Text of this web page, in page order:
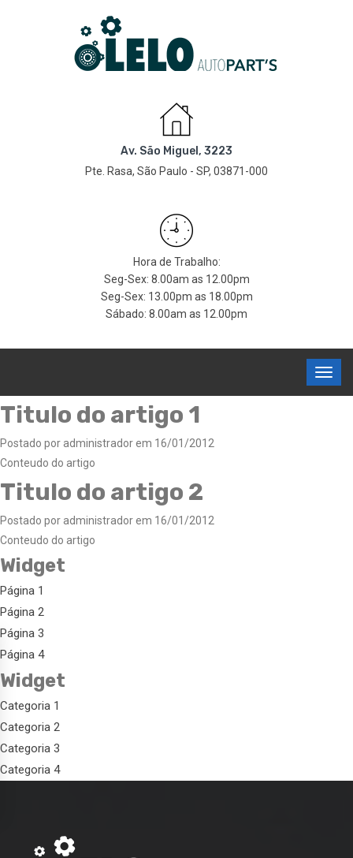
Av. São Miguel, 3223
Pte. Rasa, São Paulo - SP, 03871-000
Hora de Trabalho:
Seg-Sex: 8.00am as 12.00pm
Seg-Sex: 13.00pm as 18.00pm
Sábado: 8.00am as 12.00pm
Titulo do artigo 1
Postado por administrador em 16/01/2012
Conteudo do artigo
Titulo do artigo 2
Postado por administrador em 16/01/2012
Conteudo do artigo
Widget
Página 1
Página 2
Página 3
Página 4
Widget
Categoria 1
Categoria 2
Categoria 3
Categoria 4